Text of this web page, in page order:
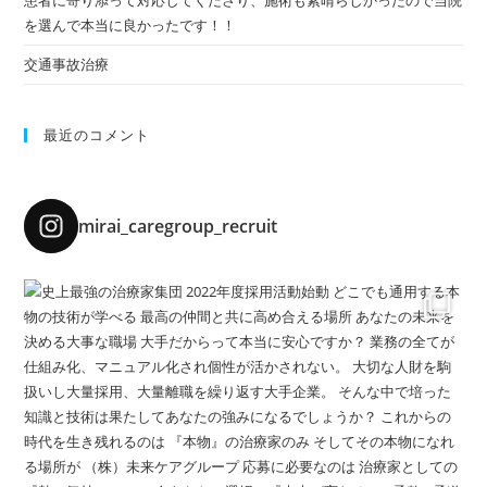
を選んで本当に良かったです！！
交通事故治療
最近のコメント
mirai_caregroup_recruit